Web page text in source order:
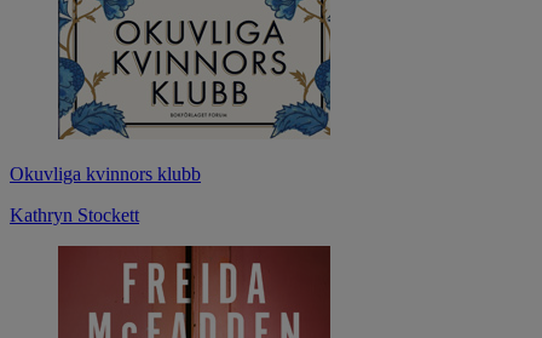
Okuvliga kvinnors klubb
Kathryn Stockett